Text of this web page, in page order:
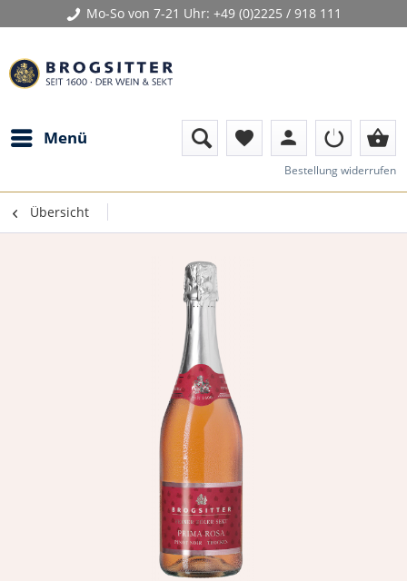
Mo-So von 7-21 Uhr: +49 (0)2225 / 918 111
Menü favorite person shopping_basket
Bestellung widerrufen
Übersicht